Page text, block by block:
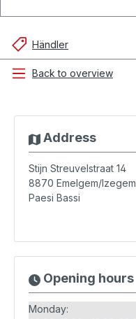
Händler
Back to overview
Address
Stijn Streuvelstraat 14
8870 Emelgem/Izegem
Paesi Bassi
Opening hours
Monday: